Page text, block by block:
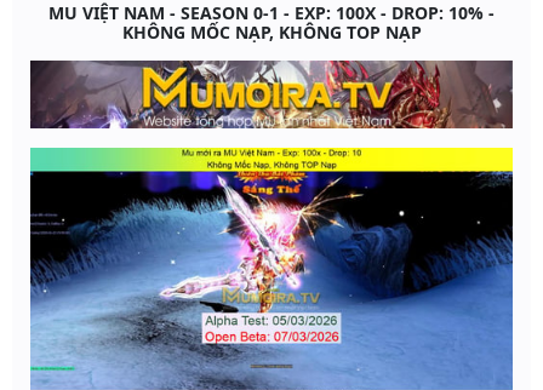
MU VIỆT NAM - SEASON 0-1 - EXP: 100X - DROP: 10% -
KHÔNG MỐC NẠP, KHÔNG TOP NẠP